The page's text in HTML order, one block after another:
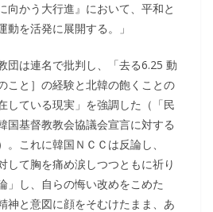
向かう大行進』において、平和と
を活発に展開する。」
団は連名で批判し、「去る6.25 動
こと］の経験と北韓の飽くことの
している現実」を強調した（「民
国基督教教会協議会宣言に対する
これに韓国ＮＣＣは反論し、
して胸を痛め涙しつつともに祈り
」し、自らの悔い改めをこめた
神と意図に顔をそむけたまま、あ